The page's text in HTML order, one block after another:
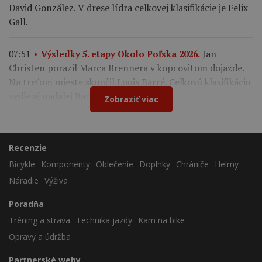
David González. V drese lídra celkovej klasifikácie je Felix
Gall.
07:51 Výsledky 5. etapy Okolo Poľska 2026. Jan
Christen porazil Marca Brennera v kopcovitom dojazde.
Na treťom mieste skončil Louis Barré. Celkovú klasifikáciu
vedie aj naďalej Bart Lemmen.
Zobraziť viac
Recenzie
Bicykle
Komponenty Oblečenie Doplnky Chrániče
Helmy
Náradie Výživa
Poradňa
Tréning a strava
Technika jazdy
Kam na bike
Opravy a údržba